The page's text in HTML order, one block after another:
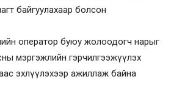
байгуулахаар болсон
оператор буюу жолоодогч нарыг
мэргэжлийн гэрчилгээжүүлэх
эхлүүлэхээр ажиллаж байна